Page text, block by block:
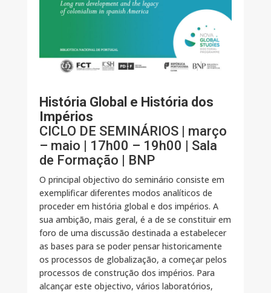
História Global e História dos
Impérios
CICLO DE SEMINÁRIOS | março
– maio | 17h00 – 19h00 | Sala
de Formação | BNP
O principal objectivo do seminário consiste em
exemplificar diferentes modos analíticos de
proceder em história global e dos impérios. A
sua ambição, mais geral, é a de se constituir em
foro de uma discussão destinada a estabelecer
as bases para se poder pensar historicamente
os processos de globalização, a começar pelos
processos de construção dos impérios. Para
alcançar este objectivo, vários laboratórios,